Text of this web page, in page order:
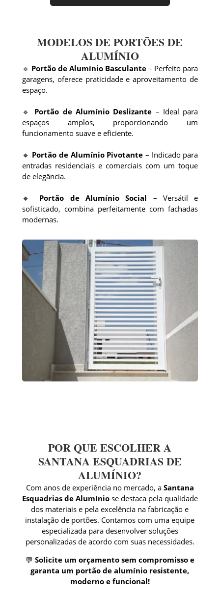
MODELOS DE PORTÕES DE
ALUMÍNIO
🔹 Portão de Alumínio Basculante – Perfeito para
garagens, oferece praticidade e aproveitamento de
espaço.
🔹 Portão de Alumínio Deslizante – Ideal para
espaços amplos, proporcionando um
funcionamento suave e eficiente.
🔹 Portão de Alumínio Pivotante – Indicado para
entradas residenciais e comerciais com um toque
de elegância.
🔹 Portão de Alumínio Social – Versátil e
sofisticado, combina perfeitamente com fachadas
modernas.
POR QUE ESCOLHER A
SANTANA ESQUADRIAS DE
ALUMÍNIO?
Com anos de experiência no mercado, a Santana
Esquadrias de Alumíniose destaca pela qualidade
dos materiais e pela excelência na fabricação e
instalação de portões. Contamos com uma equipe
especializada para desenvolver soluções
personalizadas de acordo com suas necessidades.
💬 Solicite um orçamento sem compromisso e
garanta um portão de alumínio resistente,
moderno e funcional!